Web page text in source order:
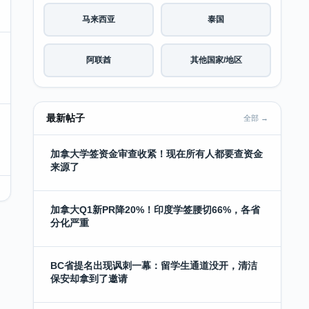
马来西亚 泰国
阿联酋 其他国家/地区
最新帖子 全部 →
加拿大学签资金审查收紧！现在所有人都要查资金
来源了
加拿大Q1新PR降20%！印度学签腰切66%，各省
分化严重
BC省提名出现讽刺一幕：留学生通道没开，清洁
保安却拿到了邀请